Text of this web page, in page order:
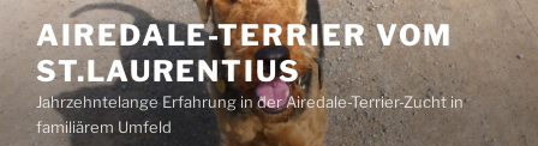
Inhalt
springen
AIREDALE-TERRIER VOM
ST.LAURENTIUS
Jahrzehntelange Erfahrung in der Airedale-Terrier-Zucht in
familiärem Umfeld